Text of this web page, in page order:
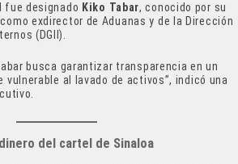
fue designado Kiko Tabar, conocido por su
exdirector de Aduanas y de la Dirección
(DGII).
busca garantizar transparencia en un
al lavado de activos”, indicó una
del cartel de Sinaloa